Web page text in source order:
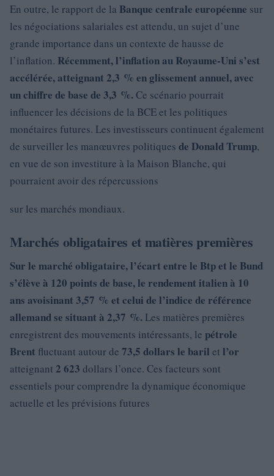
En outre, le rapport de la Banque centrale européenne sur
les négociations salariales est attendu, un sujet d’une
grande importance dans un contexte de hausse de
l’inflation. Récemment, l’inflation au Royaume-Uni s’est
accélérée, atteignant 2,3 % en glissement annuel, avec
un chiffre de base de 3,3 %.Ce scénario pourrait
influencer les décisions de la BCE et les politiques
monétaires futures. Les investisseurs continuent également
de surveiller les manœuvres politiques de Donald Trump,
en vue de son investiture à la Maison Blanche, qui
pourraient avoir des répercussions
sur les marchés mondiaux.
Marchés obligataires et matières premières
Sur le marché obligataire, l’écart entre le Btp et le Bund
s’élève à 120 points de base, le rendement italien à 10
ans avoisinant 3,57 % et celui de l’indice de référence
allemand se situant à 2,37 %. Les matières premières
enregistrent des mouvements intéressants, le pétrole
Brent fluctuant autour de 73,5 dollars le baril et l’or
atteignant 2 623 dollars l’once. Ces facteurs sont
essentiels pour comprendre la dynamique économique
actuelle et les prévisions futures